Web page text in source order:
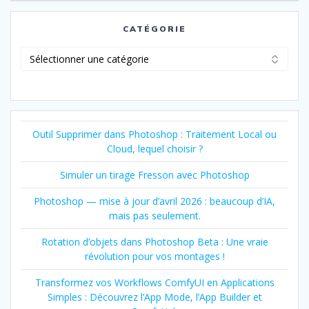
CATÉGORIE
Outil Supprimer dans Photoshop : Traitement Local ou
Cloud, lequel choisir ?
Simuler un tirage Fresson avec Photoshop
Photoshop — mise à jour d’avril 2026 : beaucoup d’IA,
mais pas seulement.
Rotation d’objets dans Photoshop Beta : Une vraie
révolution pour vos montages !
Transformez vos Workflows ComfyUI en Applications
Simples : Découvrez l’App Mode, l’App Builder et